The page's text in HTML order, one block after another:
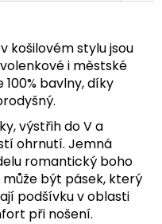
košilovém stylu jsou
i městské
bavlny, díky
výstřih do V a
ohrnutí. Jemná
romantický boho
být pásek, který
podšívku v oblasti
při nošení.